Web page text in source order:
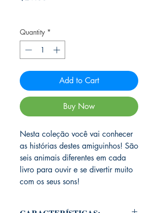
Quantity *
Add to Cart
Buy Now
Nesta coleção você vai conhecer
as histórias destes amiguinhos! São
seis animais diferentes em cada
livro para ouvir e se divertir muito
com os seus sons!